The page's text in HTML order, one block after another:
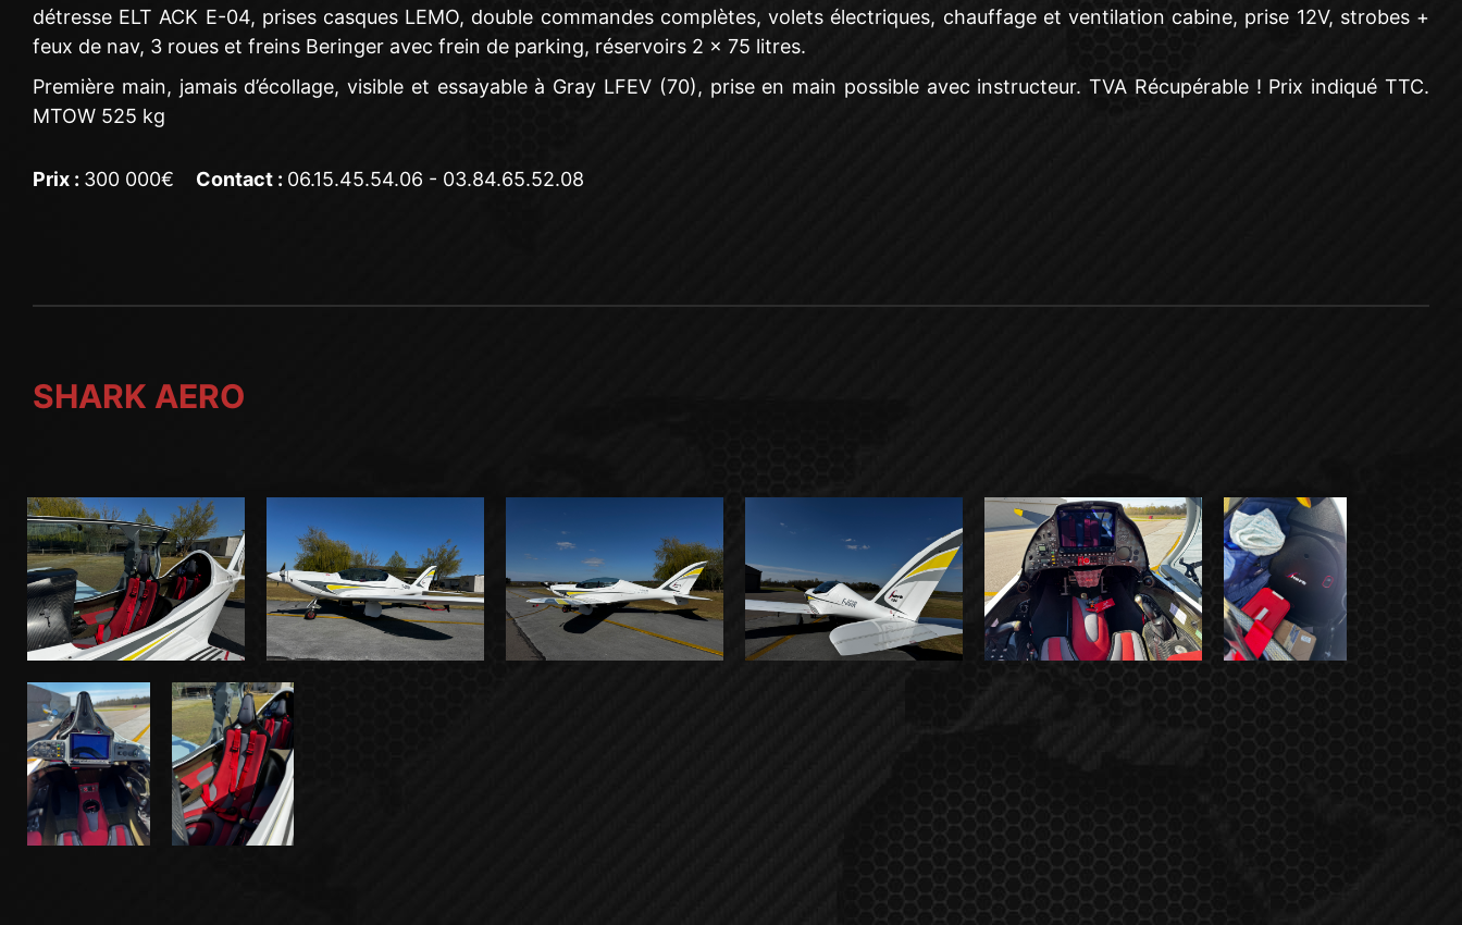
détresse ELT ACK E-04, prises casques LEMO, double commandes complètes, volets électriques, chauffage et ventilation cabine, prise 12V, strobes +
feux de nav, 3 roues et freins Beringer avec frein de parking, réservoirs 2 x 75 litres.
Première main, jamais d’écollage, visible et essayable à Gray LFEV (70), prise en main possible avec instructeur. TVA Récupérable ! Prix indiqué TTC.
MTOW 525 kg
Prix : 300 000€ Contact : 06.15.45.54.06 - 03.84.65.52.08
SHARK AERO